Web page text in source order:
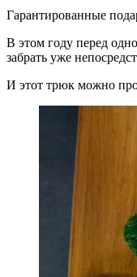
Гарантированные
В этом году перед
забрать уже
И этот трюк можно